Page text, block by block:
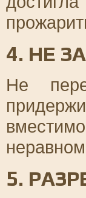
4. НЕ
Не
5.